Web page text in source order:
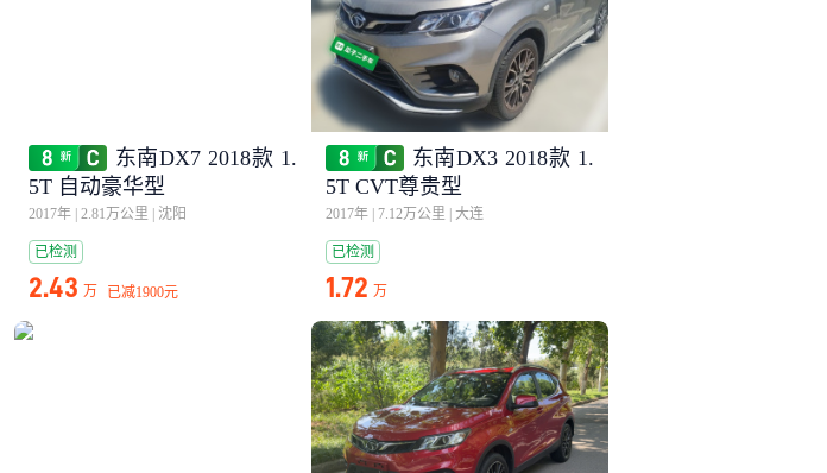
东南DX7 2018款 1.
5T 自动豪华型
2017年 2.81万公里 沈阳
已检测
2.43 万 已减1900元
东南DX3 2018款 1.
5T CVT尊贵型
2017年 7.12万公里 大连
已检测
1.72 万